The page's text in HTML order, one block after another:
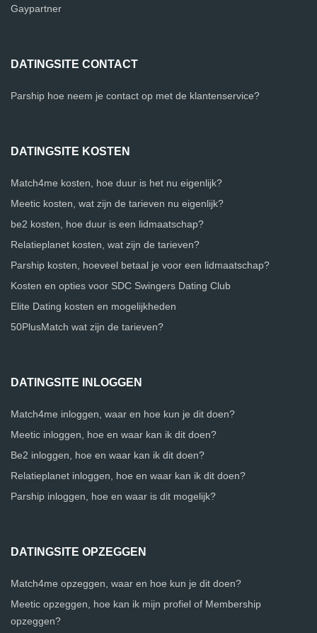
Gaypartner
DATINGSITE CONTACT
Parship hoe neem je contact op met de klantenservice?
DATINGSITE KOSTEN
Match4me kosten, hoe duur is het nu eigenlijk?
Meetic kosten, wat zijn de tarieven nu eigenlijk?
be2 kosten, hoe duur is een lidmaatschap?
Relatieplanet kosten, wat zijn de tarieven?
Parship kosten, hoeveel betaal je voor een lidmaatschap?
Kosten en opties voor SDC Swingers Dating Club
Elite Dating kosten en mogelijkheden
50PlusMatch wat zijn de tarieven?
DATINGSITE INLOGGEN
Match4me inloggen, waar en hoe kun je dit doen?
Meetic inloggen, hoe en waar kan ik dit doen?
Be2 inloggen, hoe en waar kan ik dit doen?
Relatieplanet inloggen, hoe en waar kan ik dit doen?
Parship inloggen, hoe en waar is dit mogelijk?
DATINGSITE OPZEGGEN
Match4me opzeggen, waar en hoe kun je dit doen?
Meetic opzeggen, hoe kan ik mijn profiel of Membership
opzeggen?